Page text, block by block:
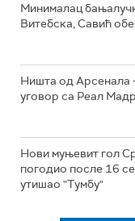
Минималац
Витебска, Савић
Ништа од Арсенала
уговор са Реал
Нови муњевит гол
погодио после 16
утишао "Тумбу"